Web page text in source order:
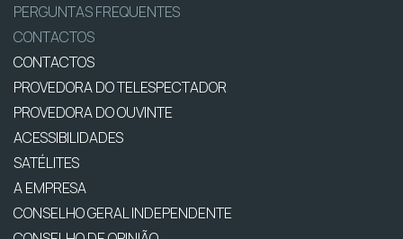
PERGUNTAS FREQUENTES
CONTACTOS
CONTACTOS
PROVEDORA DO TELESPECTADOR
PROVEDORA DO OUVINTE
ACESSIBILIDADES
SATÉLITES
A EMPRESA
CONSELHO GERAL INDEPENDENTE